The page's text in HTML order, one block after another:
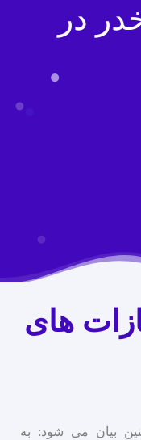
در
های
بیان می شود: به